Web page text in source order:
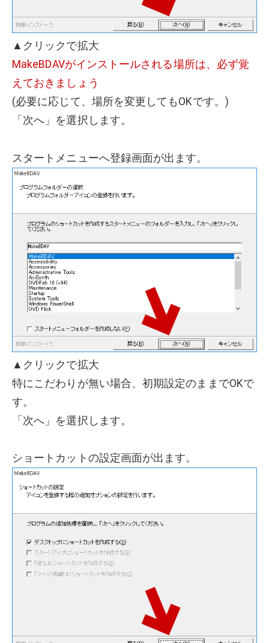
▲クリックで拡大
MakeBDAVがインストールされる場所は、必ず覚
えておきましょう
(必要に応じて、場所を変更してもOKです。)
「次へ」を選択します。
スタートメニューへ登録画面が出ます。
▲クリックで拡大
特にこだわりが無い場合、初期設定のままでOKで
す。
「次へ」を選択します。
ショートカットの設定画面が出ます。